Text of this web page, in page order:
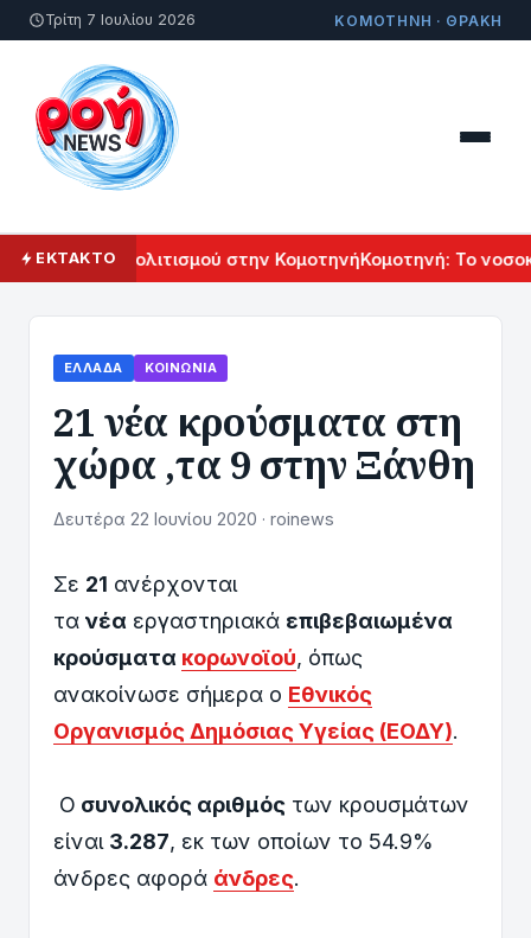
Τρίτη 7 Ιουλίου 2026 ΚΟΜΟΤΗΝΗ · ΘΡΑΚΗ
ΕΚΤΑΚΤΟ
Αρμενικού Πολιτισμού στην ΚομοτηνήΚομοτηνή: Το
ΕΛΛΆΔΑ ΚΟΙΝΩΝΊΑ
21 νέα κρούσματα στη
χώρα ,τα 9 στην Ξάνθη
Δευτέρα 22 Ιουνίου 2020 · roinews
Σε 21 ανέρχονται
τα νέα εργαστηριακά επιβεβαιωμένα
κρούσματα κορωνοϊού, όπως
ανακοίνωσε σήμερα ο Εθνικός
Οργανισμός Δημόσιας Υγείας (ΕΟΔΥ).
Ο συνολικός αριθμός των κρουσμάτων
είναι 3.287, εκ των οποίων το 54.9%
άνδρες αφορά άνδρες.